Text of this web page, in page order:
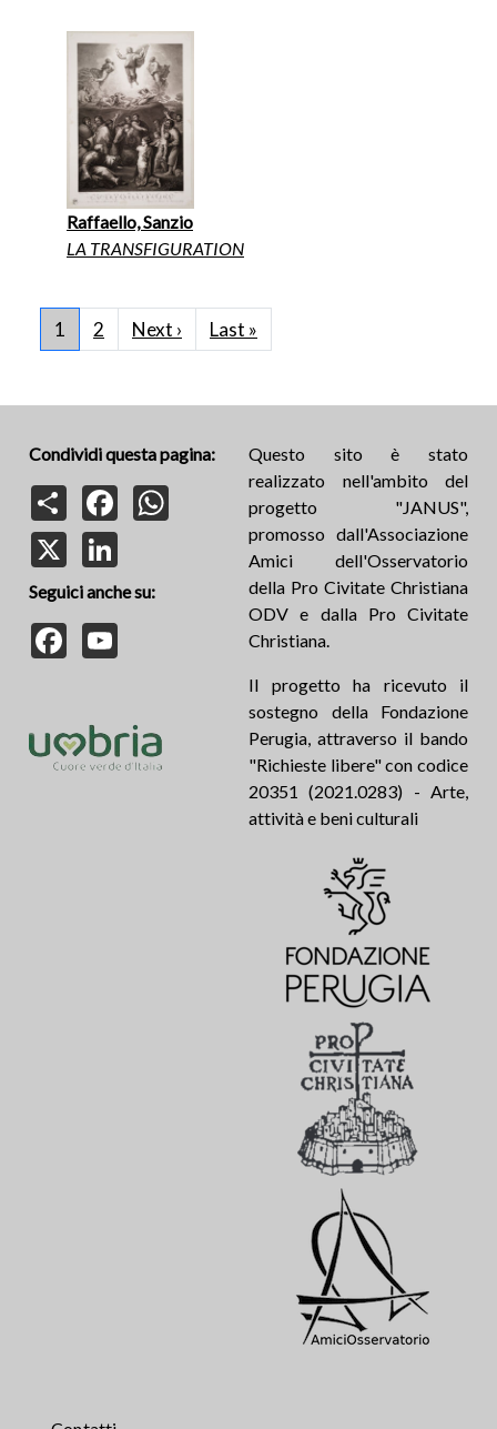
Raffaello, Sanzio
LA TRANSFIGURATION
1 2 Next › Pagina successiva
Last »
Condividi questa pagina:
Share
FacebookWhatsApp
Seguici anche su:
Facebook
Questo sito è stato
realizzato nell'ambito del
progetto "JANUS",
promosso dall'Associazione
Amici dell'Osservatorio
della Pro Civitate Christiana
ODV e dalla Pro Civitate
Christiana.
Il progetto ha ricevuto il
sostegno della Fondazione
Perugia, attraverso il bando
"Richieste libere" con codice
20351 (2021.0283) - Arte,
attività e beni culturali